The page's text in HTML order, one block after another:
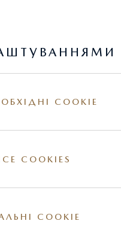
детальною інформацією
внутрішні елементи обладнання
COOKIE
COOKIES
COOKIE